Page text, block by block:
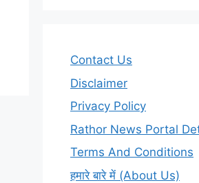
Contact Us
Disclaimer
Privacy Policy
Rathor News Portal
Terms And Conditions
हमारे बारे में (About Us)